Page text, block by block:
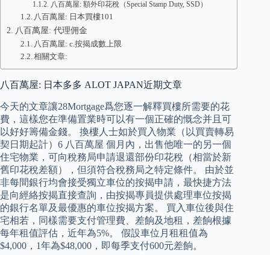
八百萬屋: 額外印花稅（Special Stamp Duty, SSD）
八百萬屋: 日本買樓101
八百萬屋: 代理佣金
八百萬屋: c.按揭成數上限
相關文章:
八百萬屋: 日本多多 ALOT JAPAN近期文章
今天的文章讓28Mortgage爲您逐一解釋買樓所需要的花
費，這樣您在準備置業時可以有一個正確的慨念并且可
以好好籌備金錢。 換樓人士如於買入物業（以買賣轉易
契日期起計）6 八百萬屋 個月內，出售他唯一的另一個
住宅物業，可向稅務局申請退還部份印花稅（相當於新
舊印花稅差額），但須符合稅務局之特定條件。 由於並
非每間銀行均會接受獨立車位的按揭申請，最快捷方法
是向經絡按揭直接查詢，由按揭專員提供處理車位按揭
的銀行名單及最優惠的車位按揭方案。 買入車位後與住
宅相若，同樣需要支付管理費、差餉及地租，差餉根據
每年租值評估，近年為5%。 假設車位月租租值為
$4,000，1年為$48,000，即每季支付600元差餉。